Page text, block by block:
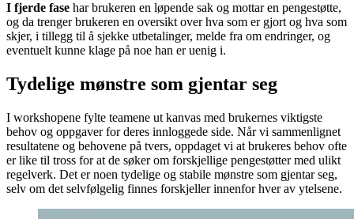
I fjerde fase har brukeren en løpende sak og mottar en pengestøtte,
og da trenger brukeren en oversikt over hva som er gjort og hva som
skjer, i tillegg til å sjekke utbetalinger, melde fra om endringer, og
eventuelt kunne klage på noe han er uenig i.
Tydelige mønstre som gjentar seg
I workshopene fylte teamene ut kanvas med brukernes viktigste
behov og oppgaver for deres innloggede side. Når vi sammenlignet
resultatene og behovene på tvers, oppdaget vi at brukeres behov ofte
er like til tross for at de søker om forskjellige pengestøtter med ulikt
regelverk. Det er noen tydelige og stabile mønstre som gjentar seg,
selv om det selvfølgelig finnes forskjeller innenfor hver av ytelsene.